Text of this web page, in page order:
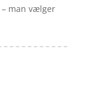
man vælger